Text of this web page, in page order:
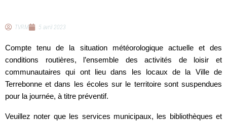
TVRM 5 avril 2023
Compte tenu de la situation météorologique actuelle et des
conditions routières, l’ensemble des activités de loisir et
communautaires qui ont lieu dans les locaux de la Ville de
Terrebonne et dans les écoles sur le territoire sont suspendues
pour la journée, à titre préventif.
Veuillez noter que les services municipaux, les bibliothèques et